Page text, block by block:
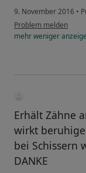
9. November 2016 •
Problem melden
mehrweniger
Erhält Zähne
wirkt
bei Schissern
DANKE